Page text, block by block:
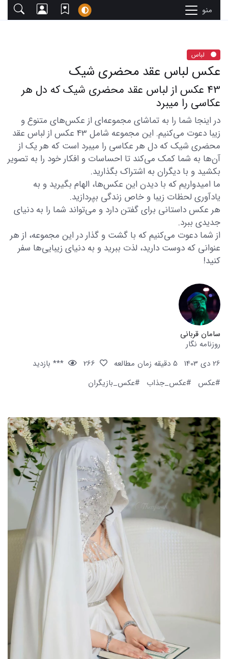
منو
لباس
عکس لباس عقد محضری شیک
43 عکس از لباس عقد محضری شیک که دل هر
عکاسی را میبرد
در اینجا شما را به تماشای مجموعه‌ای از عکس‌های متنوع و
زیبا دعوت می‌کنیم. این مجموعه شامل 43 عکس از لباس عقد
محضری شیک که دل هر عکاسی را میبرد است که هر یک از
آن‌ها به شما کمک می‌کند تا احساسات و افکار خود را به تصویر
بکشید و با دیگران به اشتراک بگذارید.
ما امیدواریم که با دیدن این عکس‌ها، الهام بگیرید و به
یادآوری لحظات زیبا و خاص زندگی بپردازید.
هر عکس داستانی برای گفتن دارد و می‌تواند شما را به دنیای
جدیدی ببرد.
از شما دعوت می‌کنیم که با گشت و گذار در این مجموعه، از هر
عنوانی که دوست دارید، لذت ببرید و به دنیای زیبایی‌ها سفر
کنید!
سامان قربانی
روزنامه نگار
26 دی 1403
5 دقیقه زمان مطالعه
*** بازدید
#عکس
#عکس_جذاب #عکس_بازیگران